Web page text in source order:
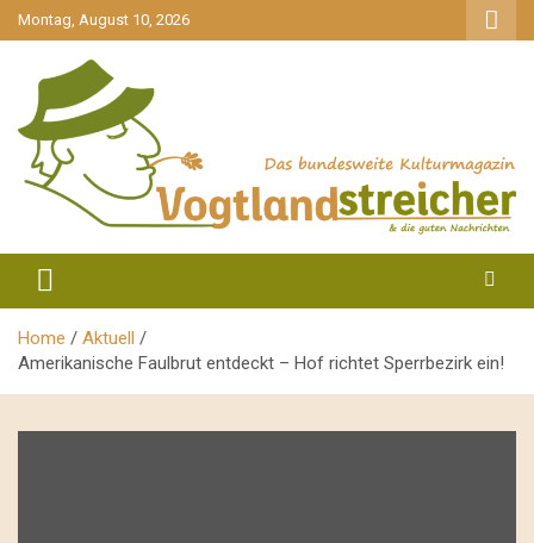
gehe
zum
Montag, August 10, 2026
Vogtlandstreicher
Home
Aktuell
Amerikanische Faulbrut entdeckt – Hof richtet Sperrbezirk ein!